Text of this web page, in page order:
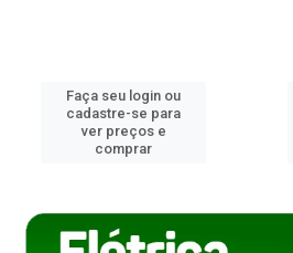
Faça seu login ou
cadastre-se para
ver preços e
comprar